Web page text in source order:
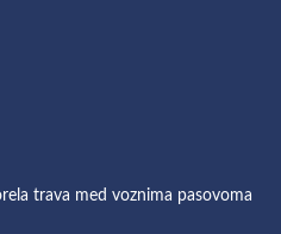
trava med voznima pasovoma